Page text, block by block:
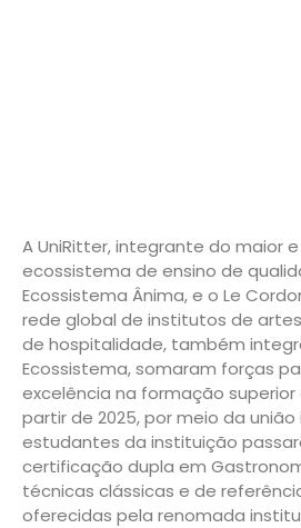
A UniRitter, integrante do maior
ecossistema de ensino de
Ecossistema Ânima, e o Le
rede global de institutos de
de hospitalidade, também
Ecossistema, somaram forças
excelência na formação
partir de 2025, por meio da união
estudantes da instituição
certificação dupla em
técnicas clássicas e de
oferecidas pela renomada